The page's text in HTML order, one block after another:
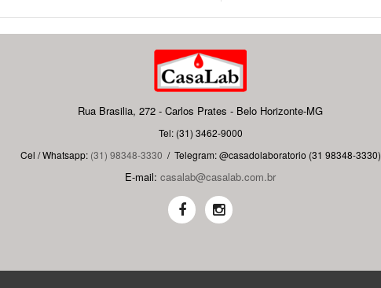
Rua Brasilia, 272 - Carlos Prates - Belo Horizonte-MG
Tel: (31) 3462-9000
Cel / Whatsapp: (31) 98348-3330 / Telegram: @casadolaboratorio (31 98348-3330)
E-mail: casalab@casalab.com.br